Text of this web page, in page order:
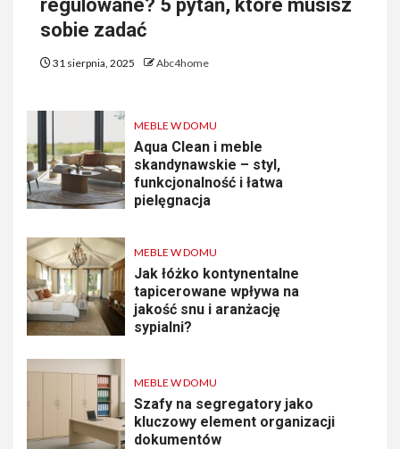
regulowane? 5 pytań, które musisz
sobie zadać
31 sierpnia, 2025 Abc4home
MEBLE W DOMU
Aqua Clean i meble
skandynawskie – styl,
funkcjonalność i łatwa
pielęgnacja
MEBLE W DOMU
Jak łóżko kontynentalne
tapicerowane wpływa na
jakość snu i aranżację
sypialni?
MEBLE W DOMU
Szafy na segregatory jako
kluczowy element organizacji
dokumentów